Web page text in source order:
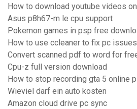
How to download youtube videos
Asus p8h67-m le cpu support
Pokemon games in psp free
How to use ccleaner to fix pc issues
Convert scanned pdf to word for
Cpu-z full version download
How to stop recording gta 5 online
Wieviel darf ein auto kosten
Amazon cloud drive pc sync